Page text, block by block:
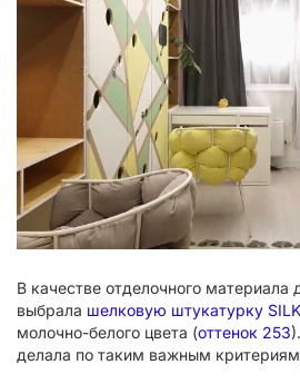
В качестве отделочного материала
выбрала шелковую штукатурку
молочно-белого цвета (оттенок 253
делала по таким важным